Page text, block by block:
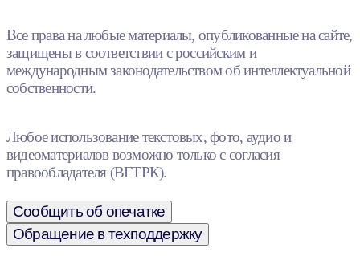
Все права на любые материалы, опубликованные на сайте,
защищены в соответствии с российским и
международным законодательством об интеллектуальной
собственности.
Любое использование текстовых, фото, аудио и
видеоматериалов возможно только с согласия
правообладателя (ВГТРК).
Сообщить об опечатке
Обращение в техподдержку